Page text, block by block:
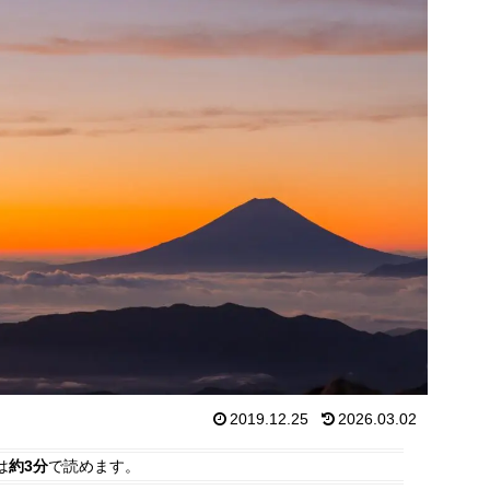
2019.12.25 2026.03.02
約3分で読めます。